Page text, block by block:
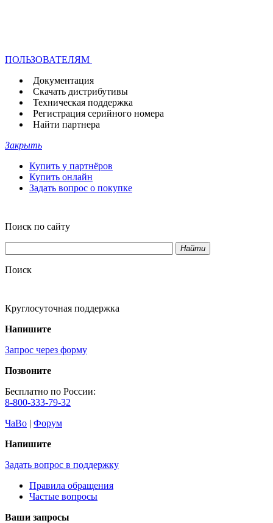
ПОЛЬЗОВАТЕЛЯМ
Документация
Скачать дистрибутивы
Техническая поддержка
Регистрация серийного номера
Найти партнера
Закрыть
Купить у партнёров
Купить онлайн
Задать вопрос о покупке
Поиск по сайту
Найти
Поиск
Круглосуточная поддержка
Напишите
Запрос через форму
Позвоните
Бесплатно по России:
8-800-333-79-32
ЧаВо | Форум
Напишите
Задать вопрос в поддержку
Правила обращения
Частые вопросы
Ваши запросы